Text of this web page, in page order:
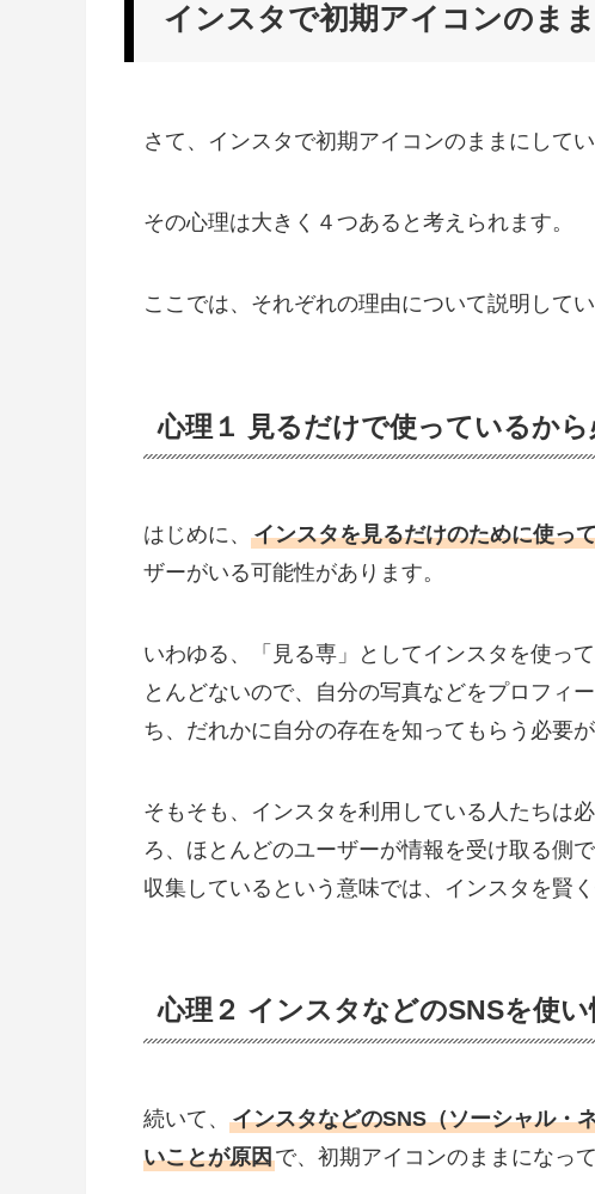
インスタで初期アイコンのま
さて、インスタで初期アイコンのままにして
その心理は大きく４つあると考えられます。
ここでは、それぞれの理由について説明してい
心理１ 見るだけで使っているか
はじめに、 インスタを見るだけのために使っ
ザーがいる可能性があります。
いわゆる、「見る専」としてインスタを使っ
とんどないので、自分の写真などをプロフィ
ち、だれかに自分の存在を知ってもらう必要が
そもそも、インスタを利用している人たちは
ろ、ほとんどのユーザーが情報を受け取る側
収集しているという意味では、インスタを賢
心理２ インスタなどのSNSを使
続いて、 インスタなどのSNS（ソーシャル・
いことが原因で、初期アイコンのままになっ